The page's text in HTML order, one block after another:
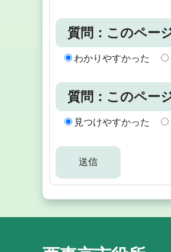
質問：このペー
わかりやすかった
質問：このペー
見つけやすかった